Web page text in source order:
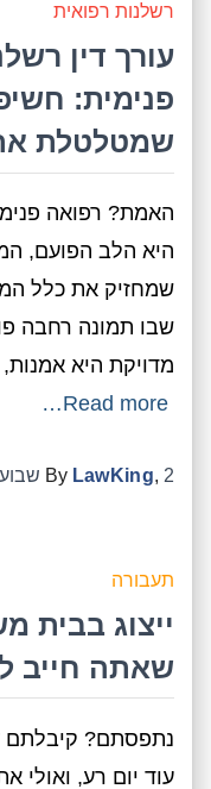
רשלנות רפואית
עורך דין
פנימית:
שמטלטלת
האמת? רפואה
היא הלב הפועם,
שמחזיק את כלל
שבו תמונה רחבה
מדויקת היא
Read more…
By LawKing, 2 שבועות
תעבורה
ייצוג בבית
שאתה חייב
נתפסתם? קיבלתם
עוד יום רע, ואולי